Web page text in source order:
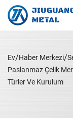
Ev Haber Merkezi
Paslanmaz Çelik
Türler Ve Kurulum